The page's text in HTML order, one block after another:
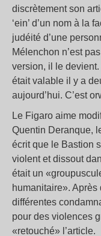
discrètement son
‘ein’ d’un nom à la
judéité d’une
Mélenchon n’est
version, il le
était valable il y a
aujourd’hui. C’est
Le Figaro aime
Quentin Deranque,
écrit que le Bastion
violent et dissout
était un
humanitaire».
différentes
pour des violences
«retouché» l’article.